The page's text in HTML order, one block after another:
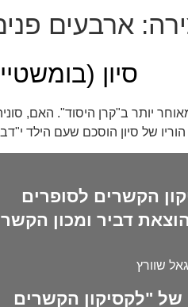
ארבעים
סיון
חשבונות בהוצאת מוריה ומאוחר יותר ב"קרן היסוד".
של סיון הוסכם שעם הילד
הקשרים לסופרים
דביר ומכון
שוורץ
של "לקסיקון הקשרים